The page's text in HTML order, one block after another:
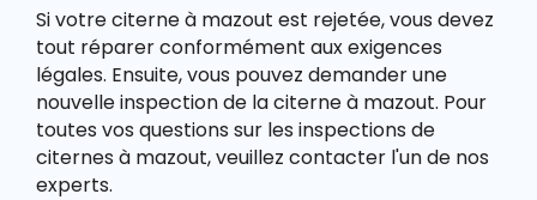
Si votre citerne à mazout est rejetée, vous devez
tout réparer conformément aux exigences
légales. Ensuite, vous pouvez demander une
nouvelle inspection de la citerne à mazout. Pour
toutes vos questions sur les inspections de
citernes à mazout, veuillez contacter l'un de nos
experts.